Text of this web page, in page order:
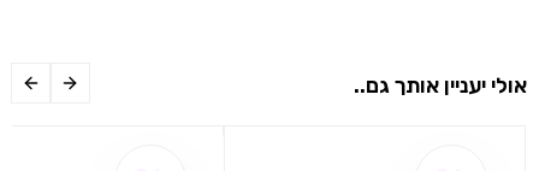
אולי יעניין אותך גם..